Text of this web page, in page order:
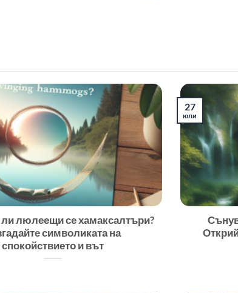
люлеещи се хамаксалтъри?
символиката на
спокойствието и вът
27
юли